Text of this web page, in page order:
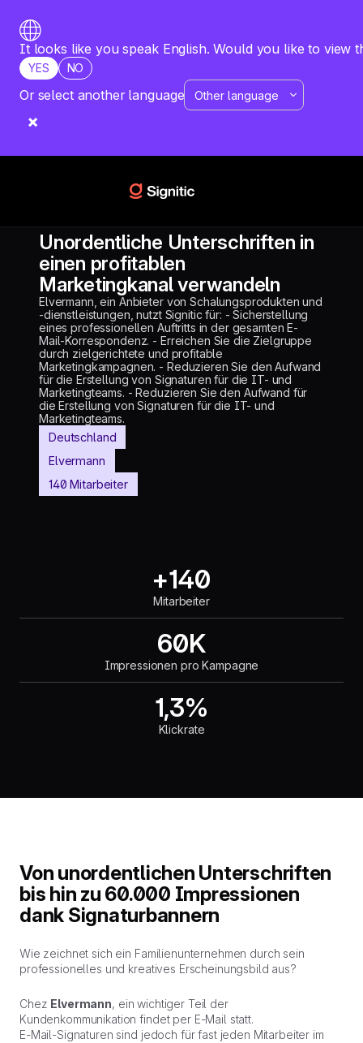
It looks like you speak English. Would you like to view
YES NO
Or select another language
Unordentliche Unterschriften in
einen profitablen
Marketingkanal verwandeln
Elvermann, ein Anbieter von Schalungsprodukten und
-dienstleistungen, nutzt Signitic für: - Sicherstellung
eines professionellen Auftritts in der gesamten E-
Mail-Korrespondenz. - Erreichen Sie die Zielgruppe
durch zielgerichtete und profitable
Marketingkampagnen. - Reduzieren Sie den Aufwand
für die Erstellung von Signaturen für die IT- und
Marketingteams. - Reduzieren Sie den Aufwand für
die Erstellung von Signaturen für die IT- und
Marketingteams.
Deutschland
Elvermann
140 Mitarbeiter
+140
Mitarbeiter
60K
Impressionen pro Kampagne
1,3%
Klickrate
Von unordentlichen Unterschriften
bis hin zu 60.000 Impressionen
dank Signaturbannern
Wie zeichnet sich ein Familienunternehmen durch sein
professionelles und kreatives Erscheinungsbild aus?
Chez Elvermann, ein wichtiger Teil der
Kundenkommunikation findet per E-Mail statt.
E-Mail-Signaturen sind jedoch für fast jeden Mitarbeiter im